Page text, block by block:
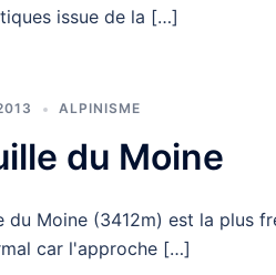
issue de la […]
ALPINISME
du Moine
du Moine (3412m) est la plus
car l'approche […]